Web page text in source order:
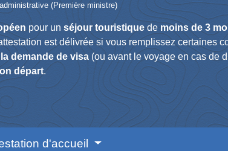
(Première ministre)
pour unséjour touristiquedemoins de 3
est délivrée si vous remplissez certaines
demande de visa (ou avant le voyage en cas de
départ.
d'accueil